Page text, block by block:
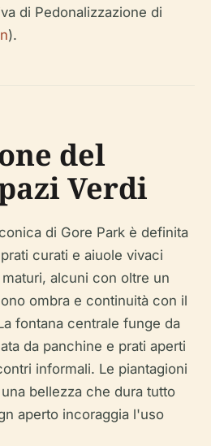
di Pedonalizzazione di
).
del
Verdi
di Gore Park è definita
curati e aiuole vivaci
alcuni con oltre un
ombra e continuità con il
fontana centrale funge da
da panchine e prati aperti
informali. Le piantagioni
bellezza che dura tutto
aperto incoraggia l'uso